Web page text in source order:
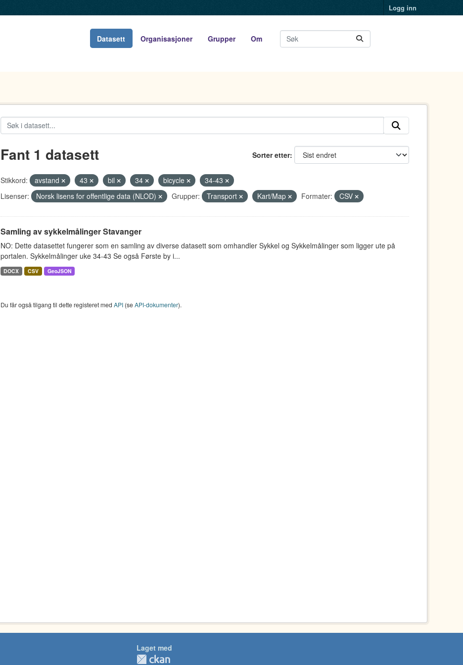
Logg inn
Datasett Organisasjoner Grupper Om
Sorter etter
Fant 1 datasett
Stikkord: avstand 43 bil 34 bicycle
34-43
Lisenser:
Norsk lisens for offentlige data (NLOD) Grupper: Transport Kart/Map Formater: CSV
Samling av sykkelmålinger Stavanger
NO: Dette datasettet fungerer som en samling av diverse datasett som omhandler Sykkel og Sykkelmålinger som ligger ute på
portalen. Sykkelmålinger uke 34-43 Se også Første by i...
DOCX CSV GeoJSON
Du får også tilgang til dette registeret med API(seAPI-dokumenter).
Laget med